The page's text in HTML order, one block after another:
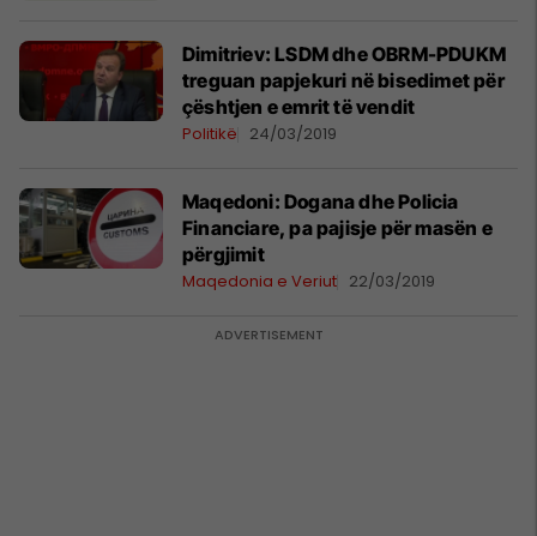
Dimitriev: LSDM dhe OBRM-PDUKM
treguan papjekuri në bisedimet për
çështjen e emrit të vendit
Politikë 24/03/2019
Maqedoni: Dogana dhe Policia
Financiare, pa pajisje për masën e
përgjimit
Maqedonia e Veriut 22/03/2019